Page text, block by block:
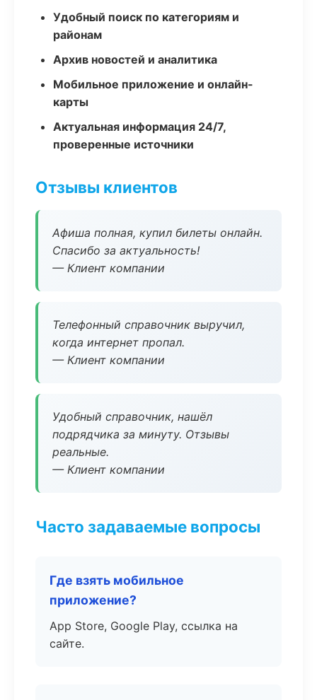
Удобный поиск по категориям и
районам
Архив новостей и аналитика
Мобильное приложение и онлайн-
карты
Актуальная информация 24/7,
проверенные источники
Отзывы клиентов
Афиша полная, купил билеты онлайн.
Спасибо за актуальность!
— Клиент компании
Телефонный справочник выручил,
когда интернет пропал.
— Клиент компании
Удобный справочник, нашёл
подрядчика за минуту. Отзывы
реальные.
— Клиент компании
Часто задаваемые вопросы
Где взять мобильное
приложение?
App Store, Google Play, ссылка на
сайте.